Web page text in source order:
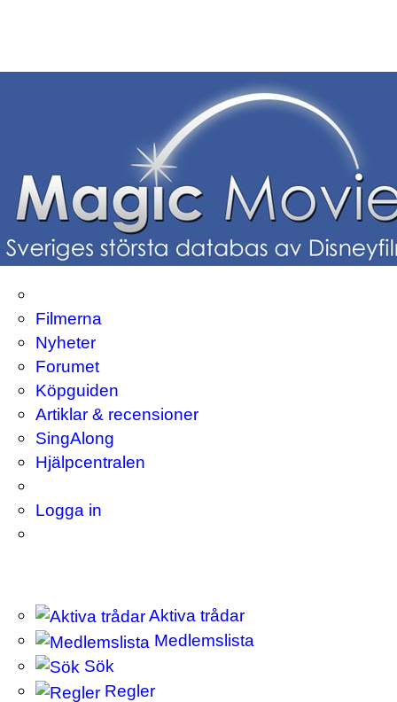
Filmerna
Nyheter
Forumet
Köpguiden
Artiklar & recensioner
SingAlong
Hjälpcentralen
Logga in
Aktiva trådar
Medlemslista
Sök
Regler